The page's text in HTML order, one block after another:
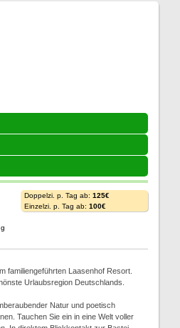
Doppelzi. p. Tag ab: 125€
Einzelzi. p. Tag ab: 100€
familiengeführten Laasenhof Resort.
Urlaubsregion Deutschlands.
Natur und poetisch
Tauchen Sie ein in eine Welt voller